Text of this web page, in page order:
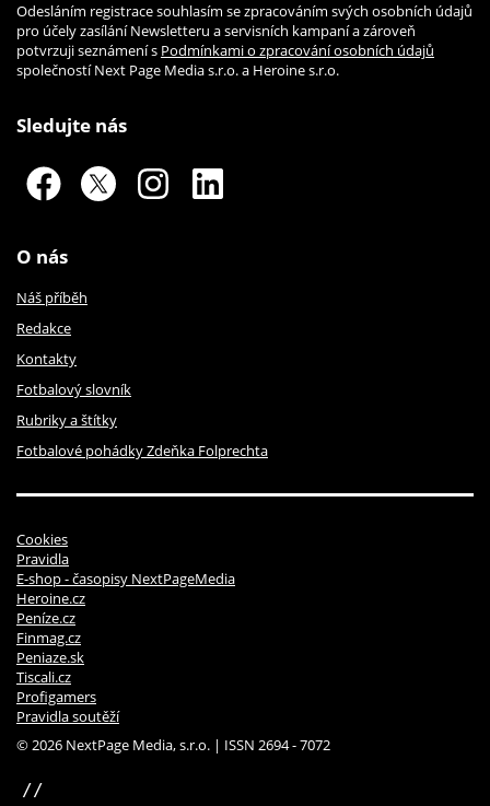
Odesláním registrace souhlasím se zpracováním svých osobních údajů
pro účely zasílání Newsletteru a servisních kampaní a zároveň
potvrzuji seznámení s Podmínkami o zpracování osobních údajů
společností Next Page Media s.r.o. a Heroine s.r.o.
Sledujte nás
O nás
Náš příběh
Redakce
Kontakty
Fotbalový slovník
Rubriky a štítky
Fotbalové pohádky Zdeňka Folprechta
Cookies
Pravidla
E-shop - časopisy NextPageMedia
Heroine.cz
Peníze.cz
Finmag.cz
Peniaze.sk
Tiscali.cz
Profigamers
Pravidla soutěží
© 2026 NextPage Media, s.r.o. | ISSN 2694 - 7072